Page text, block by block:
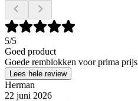
5/5
Goed product
Goede remblokken voor prima prijs
Lees hele review
Herman
22 juni 2026